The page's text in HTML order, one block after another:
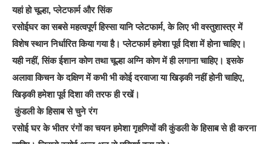
यहां हो चूल्हा, प्लेटफार्म और सिंक
रसोईघर का सबसे महत्वपूर्ण हिस्सा यानि प्लेटफार्म, के लिए भी वस्तुशास्त्र में
विशेष स्थान निर्धारित किया गया है। प्लेटफार्म हमेशा पूर्व दिशा में होना चाहिए।
यही नहीं, सिंक ईशान कोण तथा चूल्हा अग्नि कोण में ही लगाना चाहिए। इसके
अलावा किचन के दक्षिण में कभी भी कोई दरवाजा या खिड़की नहीं होनी चाहिए,
खिड़की हमेशा पूर्व दिशा की तरफ ही रखें।
कुंडली के हिसाब से चुने रंग
रसोई घर के भीतर रंगों का चयन हमेशा गृहणियों की कुंडली के हिसाब से ही करना